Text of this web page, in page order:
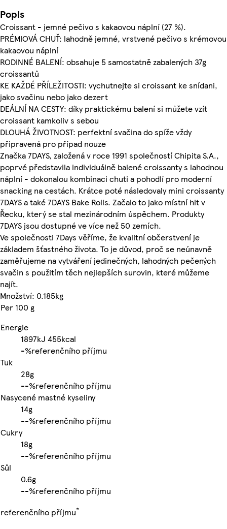
Popis
Croissant - jemné pečivo s kakaovou náplní (27 %).
PRÉMIOVÁ CHUŤ: lahodně jemné, vrstvené pečivo s krémovou
kakaovou náplní
RODINNÉ BALENÍ: obsahuje 5 samostatně zabalených 37g
croissantů
KE KAŽDÉ PŘÍLEŽITOSTI: vychutnejte si croissant ke snídani,
jako svačinu nebo jako dezert
DEÁLNÍ NA CESTY: díky praktickému balení si můžete vzít
croissant kamkoliv s sebou
DLOUHÁ ŽIVOTNOST: perfektní svačina do spíže vždy
připravená pro případ nouze
Značka 7DAYS, založená v roce 1991 společností Chipita S.A.,
poprvé představila individuálně balené croissanty s lahodnou
náplní - dokonalou kombinaci chuti a pohodlí pro moderní
snacking na cestách. Krátce poté následovaly mini croissanty
7DAYS a také 7DAYS Bake Rolls. Začalo to jako místní hit v
Řecku, který se stal mezinárodním úspěchem. Produkty
7DAYS jsou dostupné ve více než 50 zemích.
Ve společnosti 7Days věříme, že kvalitní občerstvení je
základem šťastného života. To je důvod, proč se neúnavně
zaměřujeme na vytváření jedinečných, lahodných pečených
svačin s použitím těch nejlepších surovin, které můžeme
najít.
Množství: 0.185kg
Per 100 g
Energie
1897kJ 455kcal
-%referenčního příjmu
Tuk
28g
--%referenčního příjmu
Nasycené mastné kyseliny
14g
--%referenčního příjmu
Cukry
18g
--%referenčního příjmu
Sůl
0.6g
--%referenčního příjmu
referenčního příjmu*